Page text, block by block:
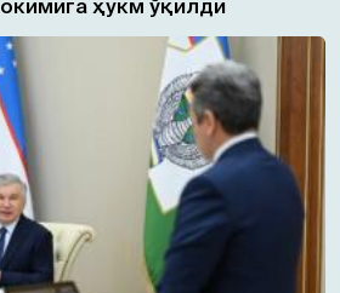
ҳукм ўқилди